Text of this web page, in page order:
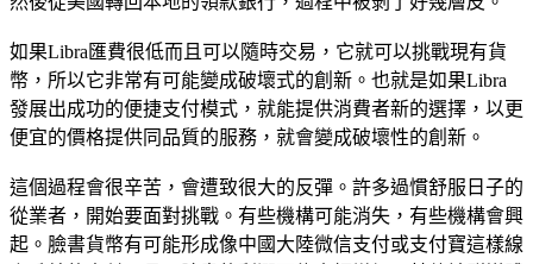
如果Libra匯費很低而且可以隨時交易，它就可以挑戰現有貨
幣，所以它非常有可能變成破壞式的創新。也就是如果Libra
發展出成功的便捷支付模式，就能提供消費者新的選擇，以更
便宜的價格提供同品質的服務，就會變成破壞性的創新。
這個過程會很辛苦，會遭致很大的反彈。許多過慣舒服日子的
從業者，開始要面對挑戰。有些機構可能消失，有些機構會興
起。臉書貨幣有可能形成像中國大陸微信支付或支付寶這樣線